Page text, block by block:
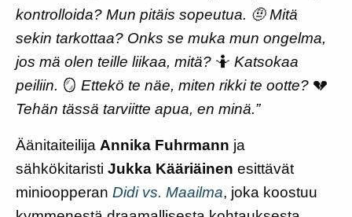
kontrolloida? Mun pitäis sopeutua. 🤨 Mitä
sekin tarkottaa? Onks se muka mun ongelma,
jos mä olen teille liikaa, mitä? 🤷 Katsokaa
peiliin. 🪞 Ettekö te näe, miten rikki te ootte? 💔
Tehän tässä tarviitte apua, en minä.”
Äänitaiteilija Annika Fuhrmann ja
sähkökitaristi Jukka Kääriäinen esittävät
minioopperan Didi vs. Maailma, joka koostuu